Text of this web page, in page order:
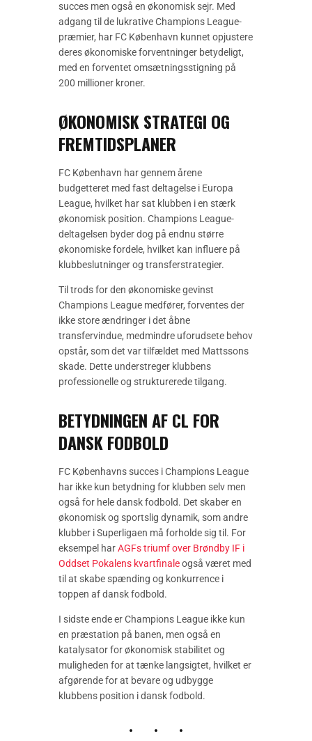
succes men også en økonomisk sejr. Med
adgang til de lukrative Champions League-
præmier, har FC København kunnet opjustere
deres økonomiske forventninger betydeligt,
med en forventet omsætningsstigning på
200 millioner kroner.
ØKONOMISK STRATEGI OG
FREMTIDSPLANER
FC København har gennem årene
budgetteret med fast deltagelse i Europa
League, hvilket har sat klubben i en stærk
økonomisk position. Champions League-
deltagelsen byder dog på endnu større
økonomiske fordele, hvilket kan influere på
klubbeslutninger og transferstrategier.
Til trods for den økonomiske gevinst
Champions League medfører, forventes der
ikke store ændringer i det åbne
transfervindue, medmindre uforudsete behov
opstår, som det var tilfældet med Mattssons
skade. Dette understreger klubbens
professionelle og strukturerede tilgang.
BETYDNINGEN AF CL FOR
DANSK FODBOLD
FC Københavns succes i Champions League
har ikke kun betydning for klubben selv men
også for hele dansk fodbold. Det skaber en
økonomisk og sportslig dynamik, som andre
klubber i Superligaen må forholde sig til. For
eksempel harAGFs triumf over Brøndby IF i
Oddset Pokalens kvartfinaleogså været med
til at skabe spænding og konkurrence i
toppen af dansk fodbold.
I sidste ende er Champions League ikke kun
en præstation på banen, men også en
katalysator for økonomisk stabilitet og
muligheden for at tænke langsigtet, hvilket er
afgørende for at bevare og udbygge
klubbens position i dansk fodbold.